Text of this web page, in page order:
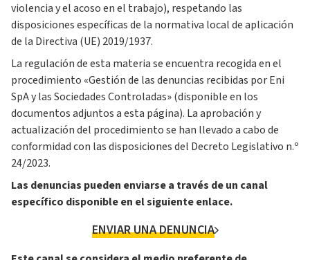
violencia y el acoso en el trabajo), respetando las
disposiciones específicas de la normativa local de aplicación
de la Directiva (UE) 2019/1937.
La regulación de esta materia se encuentra recogida en el
procedimiento «Gestión de las denuncias recibidas por Eni
SpA y las Sociedades Controladas» (disponible en los
documentos adjuntos a esta página). La aprobación y
actualización del procedimiento se han llevado a cabo de
conformidad con las disposiciones del Decreto Legislativo n.º
24/2023.
Las denuncias pueden enviarse a través de un canal
específico disponible en el siguiente enlace.
ENVIAR UNA DENUNCIA